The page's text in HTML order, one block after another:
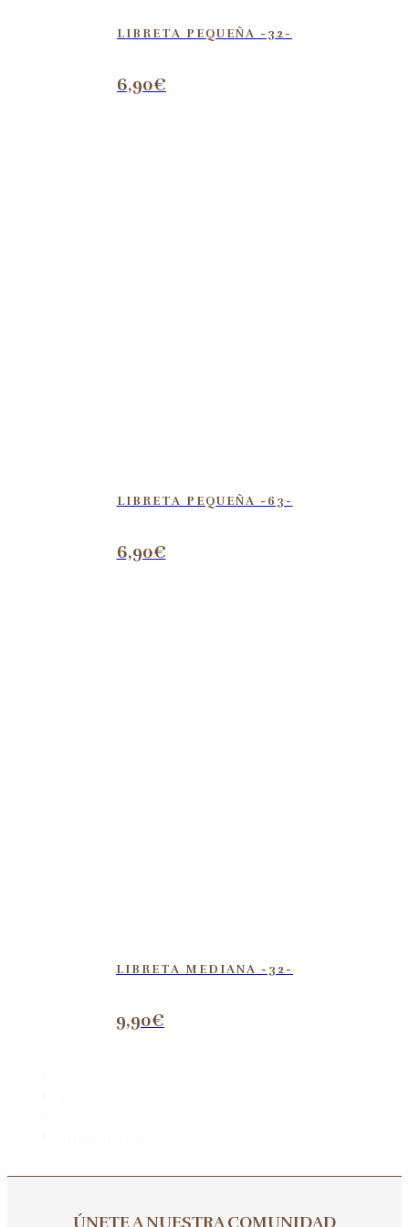
LIBRETA PEQUEÑA -32-
6,90€
LIBRETA PEQUEÑA -63-
6,90€
LIBRETA MEDIANA -32-
9,90€
ÚNETE A NUESTRA COMUNIDAD